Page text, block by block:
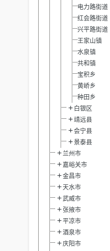
电力路街道
红会路街道
兴平路街道
王家山镇
水泉镇
共和镇
宝积乡
黄峤乡
种田乡
白银区
靖远县
会宁县
景泰县
兰州市
嘉峪关市
金昌市
天水市
武威市
张掖市
平凉市
酒泉市
庆阳市